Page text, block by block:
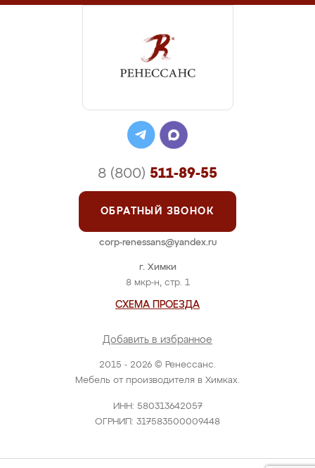
2015 - 2026 © Ренессанс.
Мебель от производителя в Химках.
ИНН: 580313642057
ОГРНИП: 317583500009448
г. Химки
8 мкр-н, стр. 1
СХЕМА ПРОЕЗДА
Добавить в избранное
8 (800) 511-89-55
ОБРАТНЫЙ ЗВОНОК
corp-renessans@yandex.ru